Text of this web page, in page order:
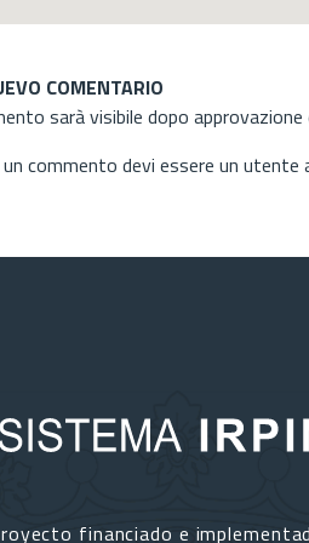
COMENTARIO
sarà visibile dopo approvazione
un commento devi essere un
financiado e